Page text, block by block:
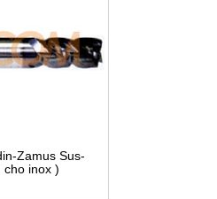
Zamus Sus-
cho inox )